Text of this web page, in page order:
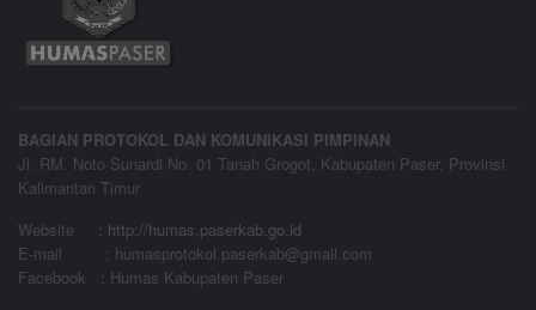
BAGIAN PROTOKOL DAN KOMUNIKASI PIMPINAN
Jl. RM. Noto Sunardi No. 01 Tanah Grogot, Kabupaten Paser, Provinsi
Kalimantan Timur
Website
: http://humas.paserkab.go.id
E-mail : humasprotokol.paserkab@gmail.com
Facebook : Humas Kabupaten Paser